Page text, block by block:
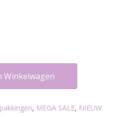
Winkelwagen
, MEGA SALE, NIEUW